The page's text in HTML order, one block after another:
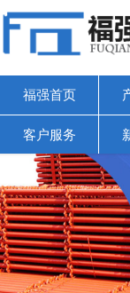
福强首页
客户服务